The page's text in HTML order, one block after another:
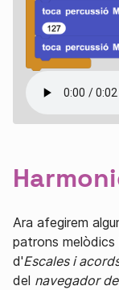
Ara afegirem
patrons melòdics
d'Escales i
del navegador